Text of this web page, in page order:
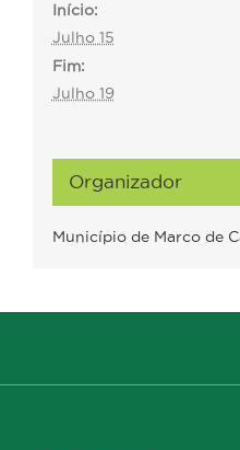
Início:
Julho 15
Fim:
Julho 19
Organizador
Município de Marco de